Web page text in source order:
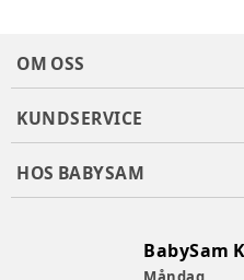
OM OSS
KUNDSERVICE
HOS BABYSAM
BabySam